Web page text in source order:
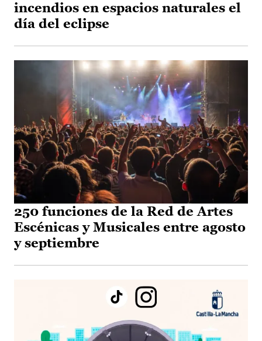
incendios en espacios naturales el
día del eclipse
250 funciones de la Red de Artes
Escénicas y Musicales entre agosto
y septiembre